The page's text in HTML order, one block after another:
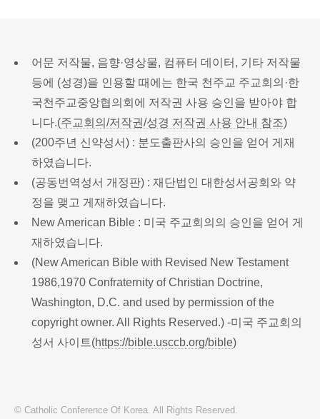
어문 저작물, 음향·영상물, 컴퓨터 데이터, 기타 저작물
등에 (성경)을 인용할 때에는 한국 천주교 주교회의·한
국천주교중앙협의회에 저작권 사용 승인을 받아야 합
니다.(주교회의/저작권/성경 저작권 사용 안내 참조)
(200주년 신약성서) : 분도출판사의 승인을 얻어 게재
하였습니다.
(공동번역성서 개정판) : 재단법인 대한성서공회와 약
정을 맺고 게재하였습니다.
New American Bible : 미국 주교회의의 승인을 얻어 게
재하였습니다.
(New American Bible with Revised New Testament
1986,1970 Confraternity of Christian Doctrine,
Washington, D.C. and used by permission of the
copyright owner. All Rights Reserved.) -미국 주교회의
성서 사이트(https://bible.usccb.org/bible)
© Catholic Conference Of Korea. All Rights Reserved.